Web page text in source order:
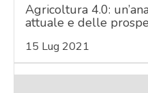
Agricoltura 4.0:
attuale e delle
15 Lug 2021